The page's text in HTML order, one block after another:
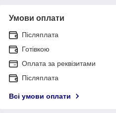
Умови оплати
Післяплата
Готівкою
Оплата за реквізитами
Післяплата
Всі умови оплати